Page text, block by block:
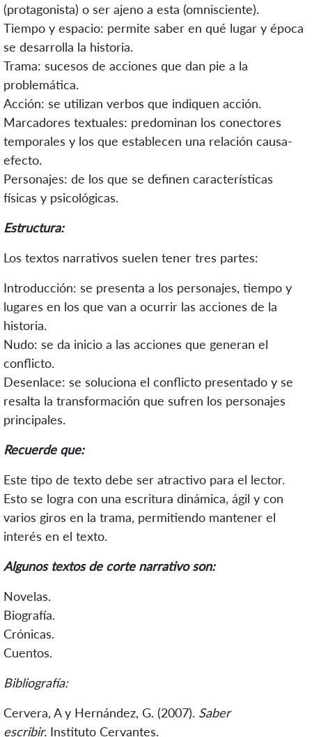
(protagonista) o ser ajeno a esta (omnisciente).
Tiempo y espacio: permite saber en qué lugar y época
se desarrolla la historia.
Trama: sucesos de acciones que dan pie a la
problemática.
Acción: se utilizan verbos que indiquen acción.
Marcadores textuales: predominan los conectores
temporales y los que establecen una relación causa-
efecto.
Personajes: de los que se definen características
físicas y psicológicas.
Estructura:
Los textos narrativos suelen tener tres partes:
Introducción: se presenta a los personajes, tiempo y
lugares en los que van a ocurrir las acciones de la
historia.
Nudo: se da inicio a las acciones que generan el
conflicto.
Desenlace: se soluciona el conflicto presentado y se
resalta la transformación que sufren los personajes
principales.
Recuerde que:
Este tipo de texto debe ser atractivo para el lector.
Esto se logra con una escritura dinámica, ágil y con
varios giros en la trama, permitiendo mantener el
interés en el texto.
Algunos textos de corte narrativo son:
Novelas.
Biografía.
Crónicas.
Cuentos.
Bibliografía:
Cervera, A y Hernández, G. (2007). Saber
escribir. Instituto Cervantes.